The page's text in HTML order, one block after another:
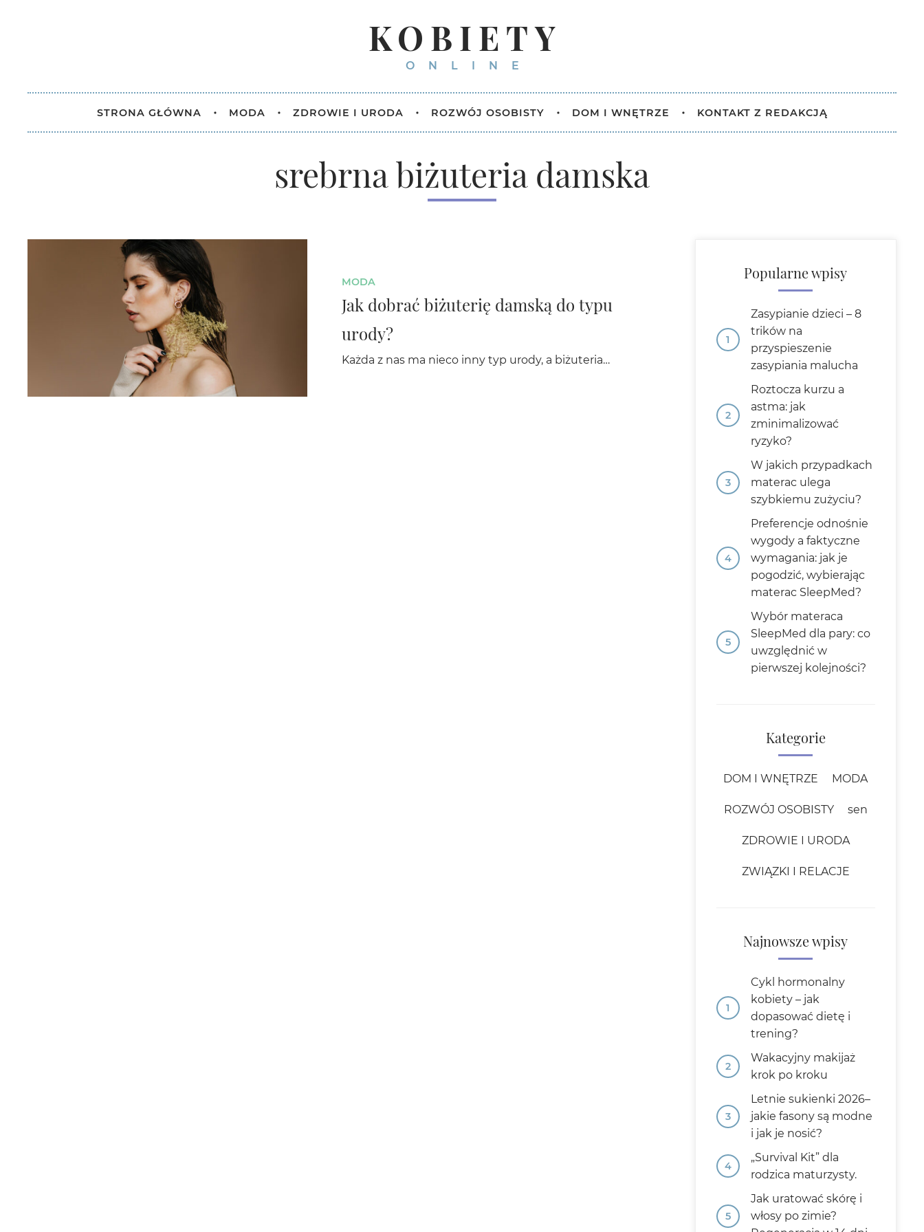
KOBIETY
ONLINE
STRONA GŁÓWNA MODA ZDROWIE I URODA ROZWÓJ OSOBISTY DOM I WNĘTRZE KONTAKT Z REDAKCJĄ
srebrna biżuteria damska
MODA
Jak dobrać biżuterię damską do typu
urody?
Każda z nas ma nieco inny typ urody, a biżuteria…
Popularne wpisy
Zasypianie dzieci – 8
trików na
przyspieszenie
zasypiania malucha
Roztocza kurzu a
astma: jak
zminimalizować
ryzyko?
W jakich przypadkach
materac ulega
szybkiemu zużyciu?
Preferencje odnośnie
wygody a faktyczne
wymagania: jak je
pogodzić, wybierając
materac SleepMed?
Wybór materaca
SleepMed dla pary: co
uwzględnić w
pierwszej kolejności?
Kategorie
DOM I WNĘTRZE MODA
ROZWÓJ OSOBISTY sen
ZDROWIE I URODA
ZWIĄZKI I RELACJE
Najnowsze wpisy
Cykl hormonalny
kobiety – jak
dopasować dietę i
trening?
Wakacyjny makijaż
krok po kroku
Letnie sukienki 2026–
jakie fasony są modne
i jak je nosić?
„Survival Kit” dla
rodzica maturzysty.
Jak uratować skórę i
włosy po zimie?